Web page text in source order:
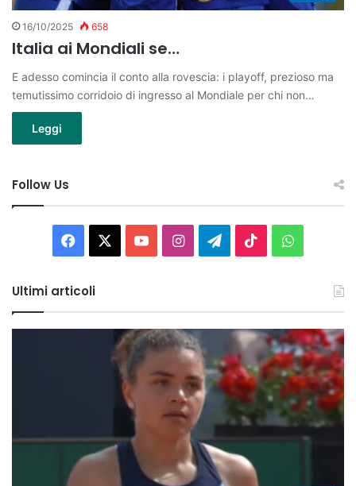
16/10/2025 658
Italia ai Mondiali se…
E adesso comincia il conto alla rovescia: i playoff, prezioso ma
temutissimo corridoio di ingresso al Mondiale per chi non…
Leggi
Follow Us
Facebook You InstagramTelegram
TikTok
Ultimi articoli